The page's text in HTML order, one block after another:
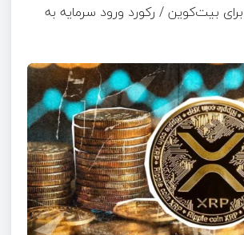
بیت‌کوین / رکورد ورود سرمایه به